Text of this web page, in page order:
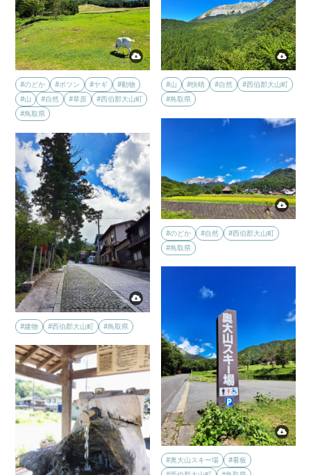
#のどか #ポツン #ヤギ
#動物
#山
#自然 #草原
#西伯郡大山町
#鳥取県
#山 #快晴 #自然
#西伯郡大山町
#鳥取県
#のどか #自然
#西伯郡大山町
#鳥取県
#建物 #西伯郡大山町 #鳥取県
#奥大山スキー場
#看板